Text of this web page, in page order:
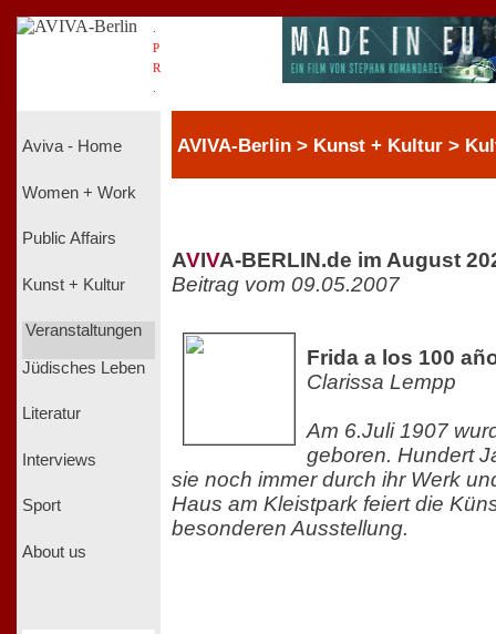
P
R
Aviva - Home
Women + Work
Public Affairs
Kunst + Kultur
Veranstaltungen
Jüdisches Leben
Literatur
Interviews
Sport
About us
AVIVA-Berlin > Kunst + Kultur >
AVIVA-BERLIN.de im August
Beitrag vom 09.05.2007
Frida a los 100
Clarissa Lempp
Am 6.Juli 1907
geboren. Hundert
sie noch immer durch ihr Werk
Haus am Kleistpark feiert die
besonderen Ausstellung.